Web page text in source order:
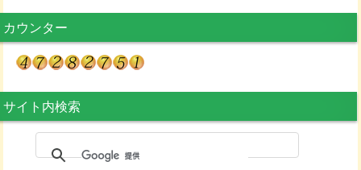
カウンター
サイト内検索